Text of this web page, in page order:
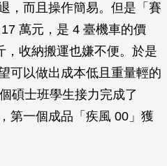
，而且操作簡易。但是「賽
萬元，是 4 臺機車的價
，收納搬運也嫌不便。於是
可以做出成本低且重量輕的
碩士班學生接力完成了
第一個成品「疾風 00」獲